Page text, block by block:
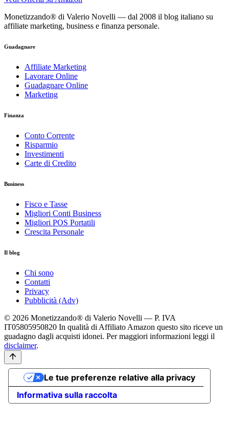
Monetizzando® di Valerio Novelli — dal 2008 il blog italiano su
affiliate marketing, business e finanza personale.
Guadagnare
Affiliate Marketing
Lavorare Online
Guadagnare Online
Marketing
Finanza
Conto Corrente
Risparmio
Investimenti
Carte di Credito
Business
Fisco e Tasse
Migliori Conti Business
Migliori POS Portatili
Crescita Personale
Il blog
Chi sono
Contatti
Privacy
Pubblicità (Adv)
© 2026 Monetizzando® di Valerio Novelli — P. IVA
IT05805950820 In qualità di Affiliato Amazon questo sito riceve un
guadagno dagli acquisti idonei. Per maggiori informazioni leggi il
disclaimer.
Informativa sulla raccolta
Le tue preferenze relative alla privacy